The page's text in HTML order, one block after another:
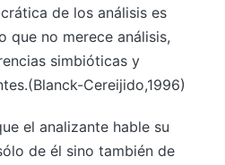
de los análisis es
que no merece análisis,
simbióticas y
Cereijido,1996)
el analizante hable su
de él sino también de